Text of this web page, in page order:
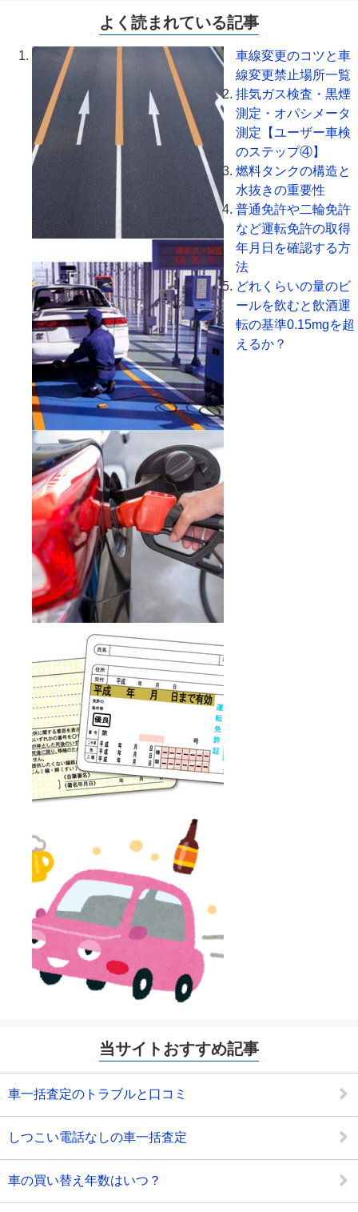
よく読まれている記事
車線変更のコツと車
線変更禁止場所一覧
排気ガス検査・黒煙
測定・オパシメータ
測定【ユーザー車検
のステップ④】
燃料タンクの構造と
水抜きの重要性
普通免許や二輪免許
など運転免許の取得
年月日を確認する方
法
どれくらいの量のビ
ールを飲むと飲酒運
転の基準0.15mgを超
えるか？
当サイトおすすめ記事
車一括査定のトラブルと口コミ
しつこい電話なしの車一括査定
車の買い替え年数はいつ？